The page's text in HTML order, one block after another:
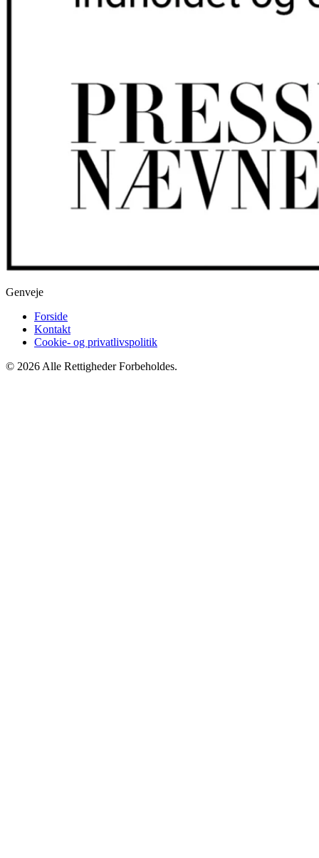
Genveje
Forside
Kontakt
Cookie- og privatlivspolitik
© 2026 Alle Rettigheder Forbeholdes.